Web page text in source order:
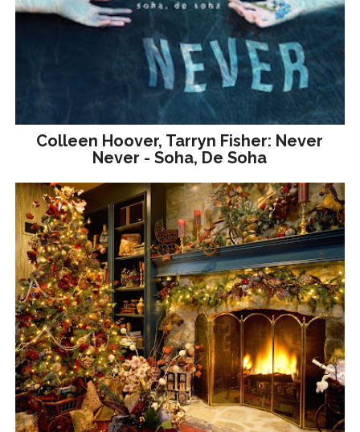
Colleen Hoover, Tarryn Fisher: Never
Never - Soha, De Soha